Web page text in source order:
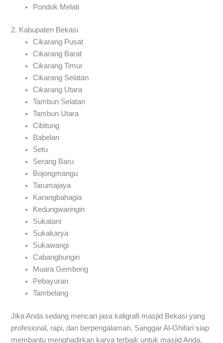
Pondok Melati
2. Kabupaten Bekasi
Cikarang Pusat
Cikarang Barat
Cikarang Timur
Cikarang Selatan
Cikarang Utara
Tambun Selatan
Tambun Utara
Cibitung
Babelan
Setu
Serang Baru
Bojongmangu
Tarumajaya
Karangbahagia
Kedungwaringin
Sukatani
Sukakarya
Sukawangi
Cabangbungin
Muara Gembong
Pebayuran
Tambelang
Jika Anda sedang mencari jasa kaligrafi masjid Bekasi yang
profesional, rapi, dan berpengalaman, Sanggar Al-Ghifari siap
membantu menghadirkan karya terbaik untuk masjid Anda.